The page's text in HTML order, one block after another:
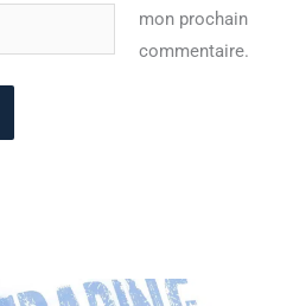
mon prochain
commentaire.